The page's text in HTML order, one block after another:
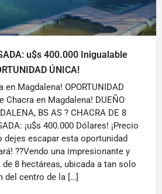
u$s 400.000 Inigualable
ÚNICA!
en Magdalena! OPORTUNIDAD
Chacra en Magdalena! DUEÑO
BS AS ? CHACRA DE 8
¡u$s 400.000 Dólares! ¡Precio
dejes escapar esta oportunidad
??Vendo una impresionante y
8 hectáreas, ubicada a tan solo
del centro de la […]